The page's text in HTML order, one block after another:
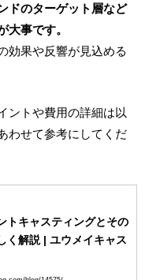
ドのターゲット層など
大事です。
効果や反響が見込める
ントや費用の詳細は以
わせて参考にしてくだ
トキャスティングとその
く解説 | ユウメイキャス